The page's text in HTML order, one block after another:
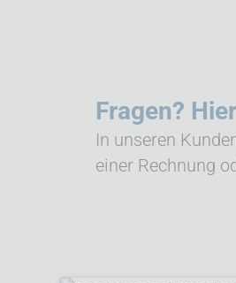
Fragen?
In unseren
einer Rechnung